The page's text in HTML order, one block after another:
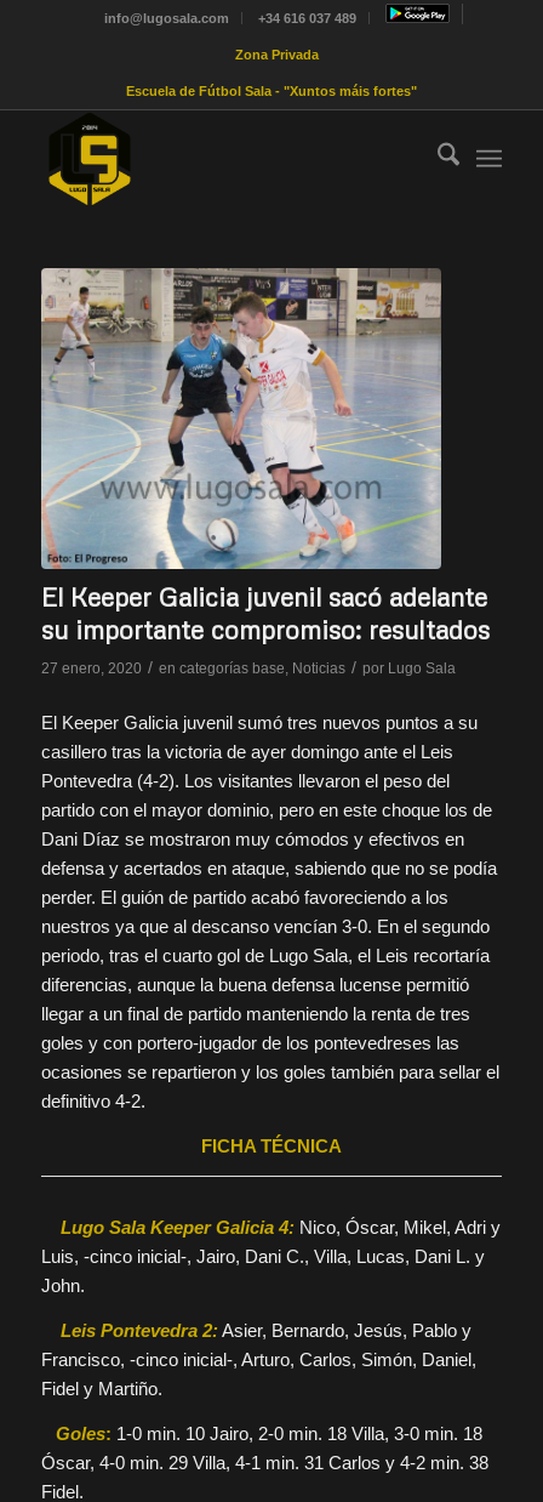
info@lugosala.com +34 616 037 489
Zona Privada
Escuela de Fútbol Sala - "Xuntos máis fortes"
El Keeper Galicia juvenil sacó adelante
su importante compromiso: resultados
27 enero, 2020 / en categorías base, Noticias / por Lugo Sala
El Keeper Galicia juvenil sumó tres nuevos puntos a su
casillero tras la victoria de ayer domingo ante el Leis
Pontevedra (4-2). Los visitantes llevaron el peso del
partido con el mayor dominio, pero en este choque los de
Dani Díaz se mostraron muy cómodos y efectivos en
defensa y acertados en ataque, sabiendo que no se podía
perder. El guión de partido acabó favoreciendo a los
nuestros ya que al descanso vencían 3-0. En el segundo
periodo, tras el cuarto gol de Lugo Sala, el Leis recortaría
diferencias, aunque la buena defensa lucense permitió
llegar a un final de partido manteniendo la renta de tres
goles y con portero-jugador de los pontevedreses las
ocasiones se repartieron y los goles también para sellar el
definitivo 4-2.
FICHA TÉCNICA
Lugo Sala Keeper Galicia 4: Nico, Óscar, Mikel, Adri y
Luis, -cinco inicial-, Jairo, Dani C., Villa, Lucas, Dani L. y
John.
Leis Pontevedra 2: Asier, Bernardo, Jesús, Pablo y
Francisco, -cinco inicial-, Arturo, Carlos, Simón, Daniel,
Fidel y Martiño.
Goles: 1-0 min. 10 Jairo, 2-0 min. 18 Villa, 3-0 min. 18
Óscar, 4-0 min. 29 Villa, 4-1 min. 31 Carlos y 4-2 min. 38
Fidel.